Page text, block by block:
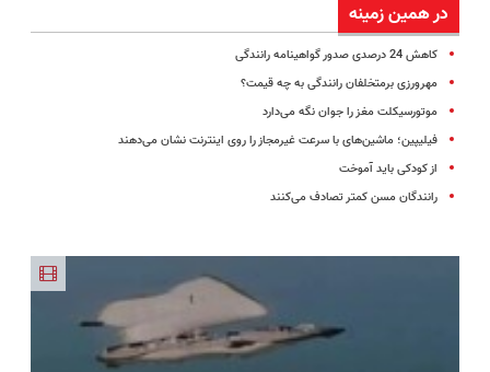
در همین زمینه
کاهش 24 درصدی صدور گواهینامه رانندگی
مهرورزی برمتخلفان رانندگی به چه قیمت؟
موتورسیکلت مغز را جوان نگه‌ می‌دارد
فیلیپین؛ ماشین‌های با سرعت غیرمجاز را روی اینترنت نشان می‌دهند
از کودکی باید آموخت
رانندگان مسن‌ کمتر تصادف می‌کنند